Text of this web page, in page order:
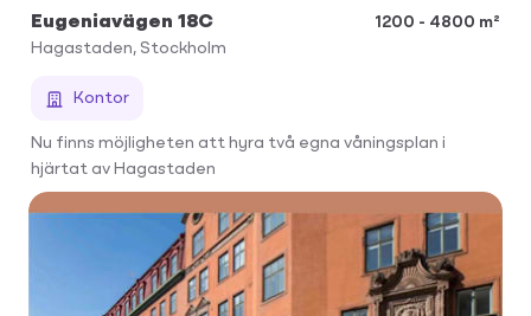
Eugeniavägen 18C
1200 - 4800 m²
Hagastaden, Stockholm
Kontor
Nu finns möjligheten att hyra två egna våningsplan i
hjärtat av Hagastaden